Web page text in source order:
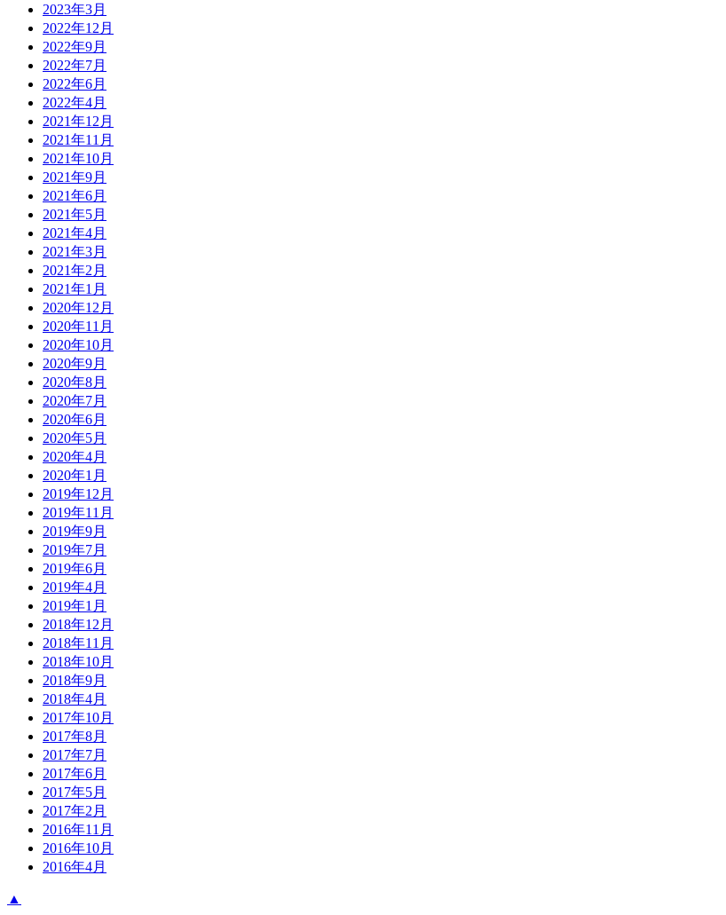
2023年3月
2022年12月
2022年9月
2022年7月
2022年6月
2022年4月
2021年12月
2021年11月
2021年10月
2021年9月
2021年6月
2021年5月
2021年4月
2021年3月
2021年2月
2021年1月
2020年12月
2020年11月
2020年10月
2020年9月
2020年8月
2020年7月
2020年6月
2020年5月
2020年4月
2020年1月
2019年12月
2019年11月
2019年9月
2019年7月
2019年6月
2019年4月
2019年1月
2018年12月
2018年11月
2018年10月
2018年9月
2018年4月
2017年10月
2017年8月
2017年7月
2017年6月
2017年5月
2017年2月
2016年11月
2016年10月
2016年4月
▲